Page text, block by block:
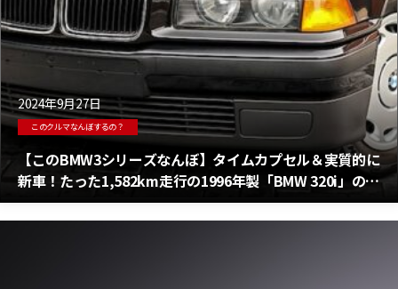
2024年9月27日
このクルマなんぼするの？
【このBMW3シリーズなんぼ】タイムカプセル＆実質的に
新車！たった1,582km走行の1996年製「BMW 320i」の値
段は・・・？